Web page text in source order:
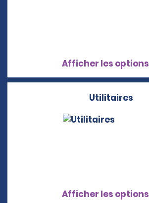
Afficher les options
Utilitaires
Afficher les options